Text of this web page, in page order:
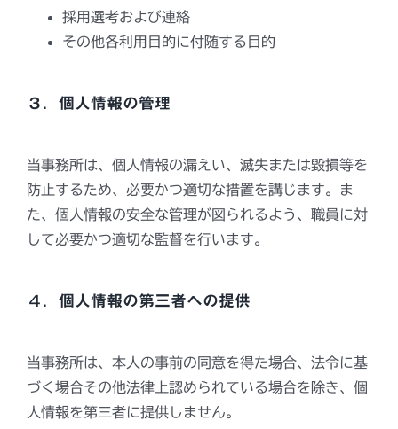
採用選考および連絡
その他各利用目的に付随する目的
３．個人情報の管理
当事務所は、個人情報の漏えい、滅失または毀損等を
防止するため、必要かつ適切な措置を講じます。ま
た、個人情報の安全な管理が図られるよう、職員に対
して必要かつ適切な監督を行います。
４．個人情報の第三者への提供
当事務所は、本人の事前の同意を得た場合、法令に基
づく場合その他法律上認められている場合を除き、個
人情報を第三者に提供しません。